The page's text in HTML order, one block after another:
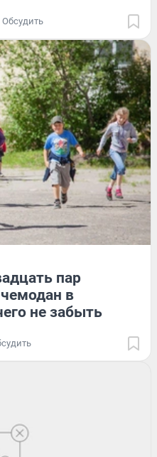
Обсудить
пар
в
не забыть